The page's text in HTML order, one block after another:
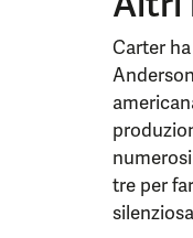
Carter
numerosi
tre per